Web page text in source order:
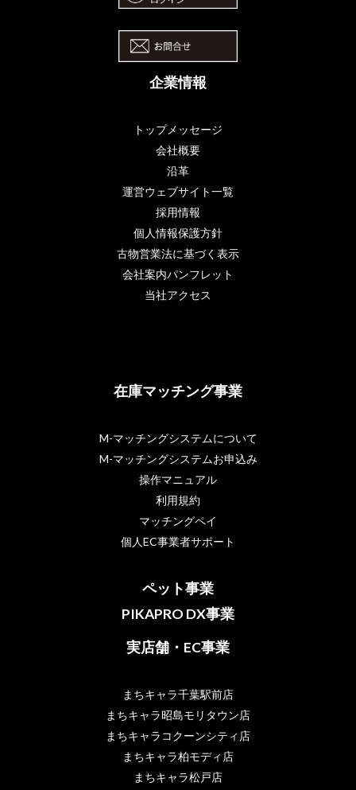
企業情報
トップメッセージ
会社概要
沿革
運営ウェブサイト一覧
採用情報
個人情報保護方針
古物営業法に基づく表示
会社案内パンフレット
当社アクセス
在庫マッチング事業
M-マッチングシステムについて
M-マッチングシステムお申込み
操作マニュアル
利用規約
マッチングペイ
個人EC事業者サポート
ペット事業
PIKAPRO DX事業
実店舗・EC事業
まちキャラ千葉駅前店
まちキャラ昭島モリタウン店
まちキャラコクーンシティ店
まちキャラ柏モディ店
まちキャラ松戸店